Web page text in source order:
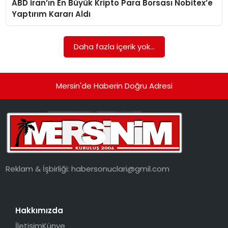
EKONOMI
ABD İran’ın En Büyük Kripto Para Borsası Nobitex’e
Yaptırım Kararı Aldı
Daha fazla içerik yok...
Mersin'de Haberin Doğru Adresi
Reklam & İşbirliği:habersonuclari@gmil.com
Hakkımızda
İletişimKünye